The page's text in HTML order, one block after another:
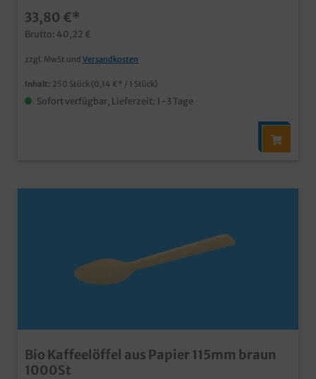
EinwegbesteckIn umweltfreundlicher
PapierhülleIndividuell bedruckbar
33,80 €*
Brutto: 40,22 €
zzgl. MwSt und Versandkosten
Inhalt: 250 Stück (0,14 €* / 1 Stück)
Sofort verfügbar, Lieferzeit: 1-3 Tage
Bio Kaffeelöffel aus Papier 115mm braun
1000St